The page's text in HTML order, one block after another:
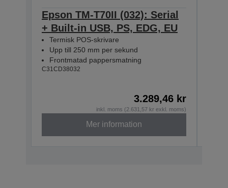
Epson TM-T70II (032): Serial
+ Built-in USB, PS, EDG, EU
Termisk POS-skrivare
Upp till 250 mm per sekund
Frontmatad pappersmatning
C31CD38032
3.289,46 kr
inkl. moms (2.631,57 kr exkl. moms)
Mer information